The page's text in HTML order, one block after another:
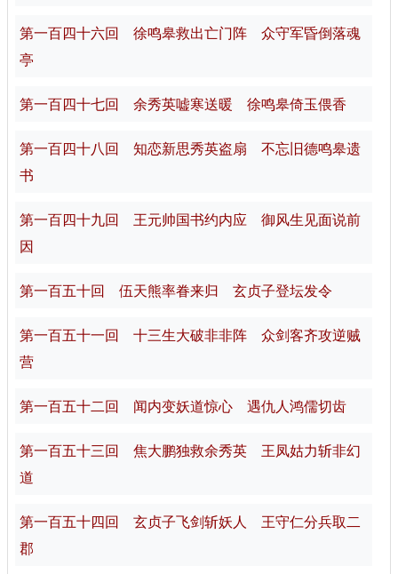
第一百四十六回 徐鸣皋救出亡门阵 众守军昏倒落魂
亭
第一百四十七回 余秀英嘘寒送暖 徐鸣皋倚玉偎香
第一百四十八回 知恋新思秀英盗扇 不忘旧德鸣皋遗
书
第一百四十九回 王元帅国书约内应 御风生见面说前
因
第一百五十回 伍天熊率眷来归 玄贞子登坛发令
第一百五十一回 十三生大破非非阵 众剑客齐攻逆贼
营
第一百五十二回 闻内变妖道惊心 遇仇人鸿儒切齿
第一百五十三回 焦大鹏独救余秀英 王凤姑力斩非幻
道
第一百五十四回 玄贞子飞剑斩妖人 王守仁分兵取二
郡